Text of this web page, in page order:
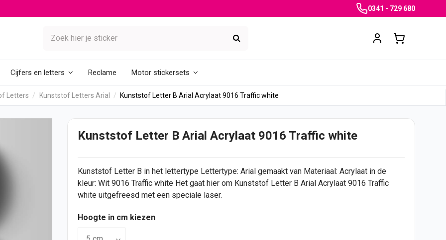
0341 - 729 680
Cijfers en letters Reclame Motor stickersets
Letters Kunststof Letters Arial Kunststof Letter B Arial Acrylaat 9016 Traffic white
Kunststof Letter B Arial Acrylaat 9016 Traffic white
Kunststof Letter B in het lettertype Lettertype: Arial gemaakt van Materiaal: Acrylaat in de
kleur: Wit 9016 Traffic white Het gaat hier om Kunststof Letter B Arial Acrylaat 9016 Traffic
white uitgefreesd met een speciale laser.
Hoogte in cm kiezen